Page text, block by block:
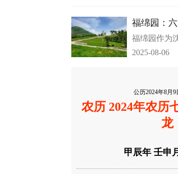
文化底蕴与
区民众构建
福绵园：
的诗意长卷
福绵园作为
项目，以人
文化为纽带
美学与精神
2025-08-06
公历2024年8月9
农历 2024年农历
龙
甲辰年 壬申